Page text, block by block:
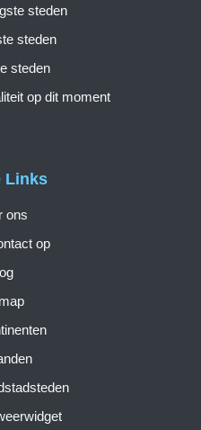
Links
ons
op
steden
steden
steden
op dit moment